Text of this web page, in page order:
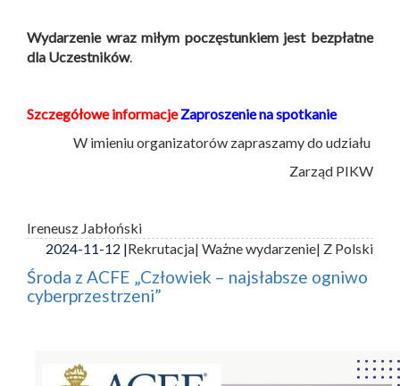
Wydarzenie wraz miłym poczęstunkiem jest bezpłatne
dla Uczestników.
Szczegółowe informacje Zaproszenie na spotkanie
W imieniu organizatorów zapraszamy do udziału
Zarząd PIKW
Ireneusz Jabłoński
2024-11-12 |Rekrutacja| Ważne wydarzenie| Z Polski
Środa z ACFE „Człowiek – najsłabsze ogniwo
cyberprzestrzeni”